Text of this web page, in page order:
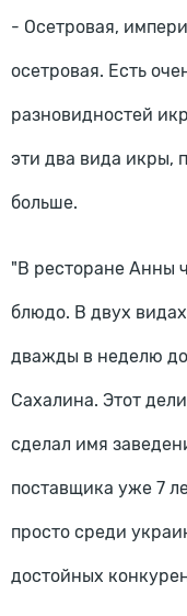
- Осетровая,
осетровая. Есть
разновидностей
эти два вида икры,
больше.
"В ресторане Анны
блюдо. В двух
дважды в неделю
Сахалина. Этот
сделал имя
поставщика уже 7
просто среди
достойных